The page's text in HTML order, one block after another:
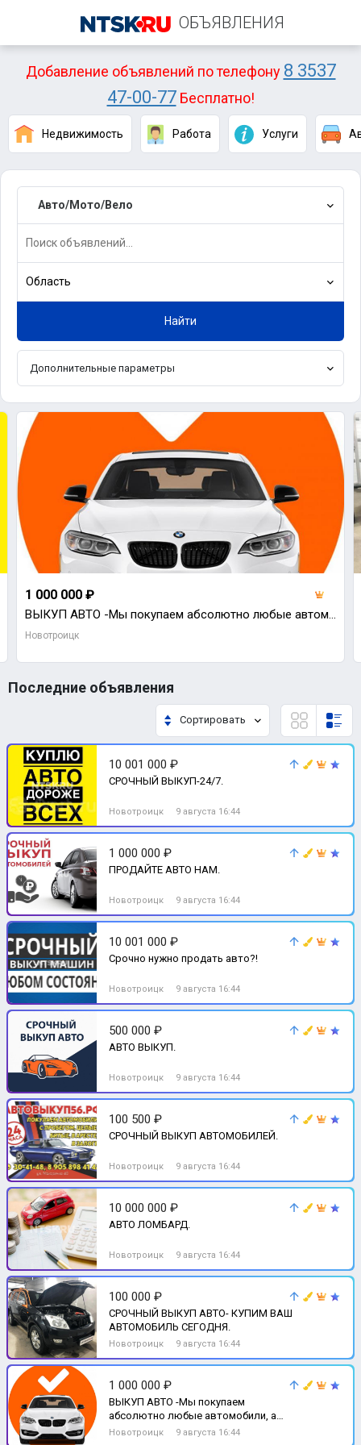
ОБЪЯВЛЕНИЯ
Добавление объявлений по телефону 8 3537
47-00-77Бесплатно!
Недвижимость Работа Услуги
Авто/Мото/Вело
Область
Найти
Дополнительные параметры
1 000 000 ₽
ВЫКУП АВТО -Мы покупаем абсолютно любые автомобили, а точнее - совсем новые, с пробегом, после ДТП,
Новотроицк
Последние объявления
Сортировать
10 001 000 ₽
СРОЧНЫЙ ВЫКУП-24/7.
Новотроицк 9 августа 16:44
1 000 000 ₽
ПРОДАЙТЕ АВТО НАМ.
Новотроицк 9 августа 16:44
10 001 000 ₽
Срочно нужно продать авто?!
Новотроицк 9 августа 16:44
500 000 ₽
АВТО ВЫКУП.
Новотроицк 9 августа 16:44
100 500 ₽
СРОЧНЫЙ ВЫКУП АВТОМОБИЛЕЙ.
Новотроицк 9 августа 16:44
10 000 000 ₽
АВТО ЛОМБАРД.
Новотроицк 9 августа 16:44
100 000 ₽
СРОЧНЫЙ ВЫКУП АВТО- КУПИМ ВАШ
АВТОМОБИЛЬ СЕГОДНЯ.
Новотроицк 9 августа 16:44
1 000 000 ₽
ВЫКУП АВТО -Мы покупаем
абсолютно любые автомобили, а
точнее - совсем новые, с пробегом,
Новотроицк 9 августа 16:44